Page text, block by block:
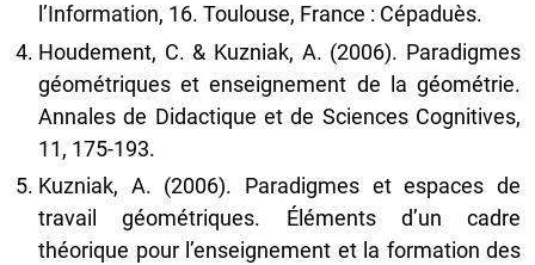
l’Information, 16. Toulouse, France : Cépaduès.
Houdement, C. & Kuzniak, A. (2006). Paradigmes
géométriques et enseignement de la géométrie.
Annales de Didactique et de Sciences Cognitives,
11, 175-193.
Kuzniak, A. (2006). Paradigmes et espaces de
travail géométriques. Éléments d’un cadre
théorique pour l’enseignement et la formation des